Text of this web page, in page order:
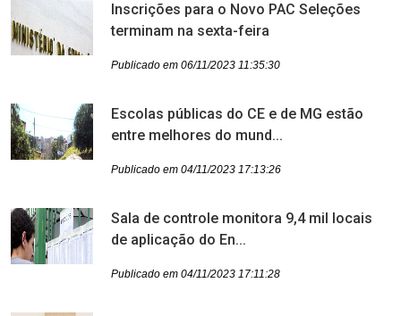
Inscrições para o Novo PAC Seleções
terminam na sexta-feira
Publicado em 06/11/2023 11:35:30
Escolas públicas do CE e de MG estão
entre melhores do mund...
Publicado em 04/11/2023 17:13:26
Sala de controle monitora 9,4 mil locais
de aplicação do En...
Publicado em 04/11/2023 17:11:28